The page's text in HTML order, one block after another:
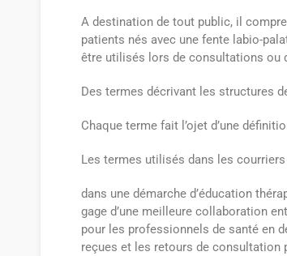
A destination de tout public, il
patients nés avec une fente labio-
être utilisés lors de consultations ou
Des termes décrivant les structures
Chaque terme fait l’ojet d’une
Les termes utilisés dans les
dans une démarche d’éducation
gage d’une meilleure collaboration
pour les professionnels de santé en
reçues et les retours de